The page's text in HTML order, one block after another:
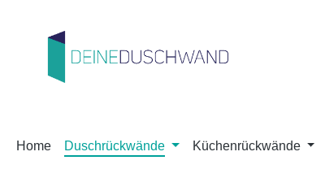
Home Duschrückwände Küchenrückwände